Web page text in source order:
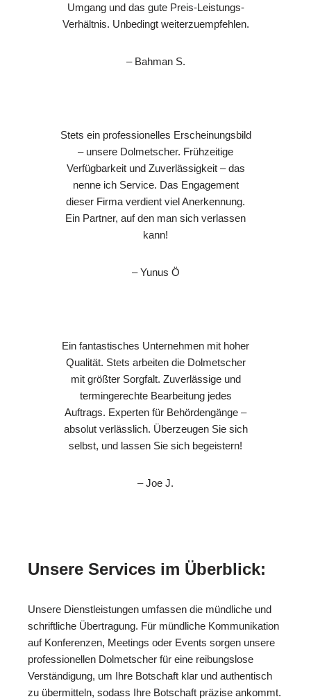
Umgang und das gute Preis-Leistungs-
Verhältnis. Unbedingt weiterzuempfehlen.
– Bahman S.
Stets ein professionelles Erscheinungsbild
– unsere Dolmetscher. Frühzeitige
Verfügbarkeit und Zuverlässigkeit – das
nenne ich Service. Das Engagement
dieser Firma verdient viel Anerkennung.
Ein Partner, auf den man sich verlassen
kann!
– Yunus Ö
Ein fantastisches Unternehmen mit hoher
Qualität. Stets arbeiten die Dolmetscher
mit größter Sorgfalt. Zuverlässige und
termingerechte Bearbeitung jedes
Auftrags. Experten für Behördengänge –
absolut verlässlich. Überzeugen Sie sich
selbst, und lassen Sie sich begeistern!
– Joe J.
Unsere Services im Überblick:
Unsere Dienstleistungen umfassen die mündliche und
schriftliche Übertragung. Für mündliche Kommunikation
auf Konferenzen, Meetings oder Events sorgen unsere
professionellen Dolmetscher für eine reibungslose
Verständigung, um Ihre Botschaft klar und authentisch
zu übermitteln, sodass Ihre Botschaft präzise ankommt.